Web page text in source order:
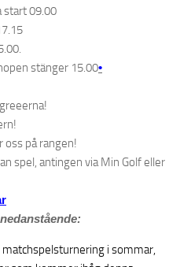
09.00
stänger 15.00•
oss på rangen!
spel, antingen via Min Golf eller
i sommar,